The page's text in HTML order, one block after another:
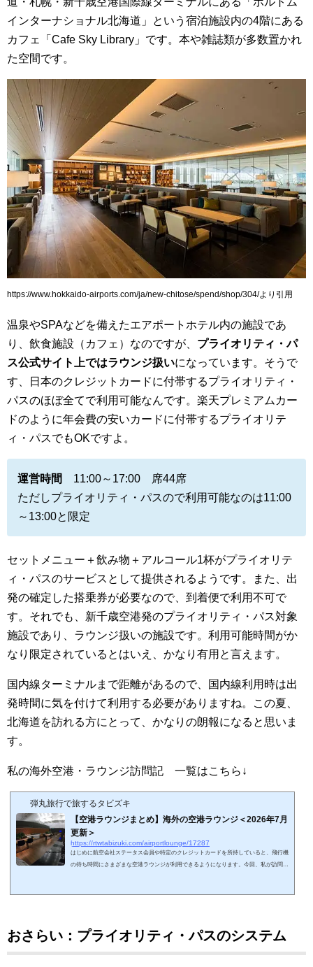
インターナショナル北海道」という宿泊施設内の4階にある
カフェ「Cafe Sky Library」です。本や雑誌類が多数置かれ
た空間です。
https://www.hokkaido-airports.com/ja/new-chitose/spend/shop/304/より引用
温泉やSPAなどを備えたエアポートホテル内の施設であ
り、飲食施設（カフェ）なのですが、 プライオリティ・パ
ス公式サイト上ではラウンジ扱いになっています。そうで
す、日本のクレジットカードに付帯するプライオリティ・
パスのほぼ全てで利用可能なんです。楽天プレミアムカー
ドのように年会費の安いカードに付帯するプライオリテ
ィ・パスでもOKですよ。
運営時間
11:00～17:00 席44席
ただしプライオリティ・パスので利用可能なのは11:00
～13:00と限定
セットメニュー＋飲み物＋アルコール1杯がプライオリテ
ィ・パスのサービスとして提供されるようです。また、出
発の確定した搭乗券が必要なので、到着便で利用不可で
す。それでも、新千歳空港発のプライオリティ・パス対象
施設であり、ラウンジ扱いの施設です。利用可能時間がか
なり限定されているとはいえ、かなり有用と言えます。
国内線ターミナルまで距離があるので、国内線利用時は出
発時間に気を付けて利用する必要がありますね。この夏、
北海道を訪れる方にとって、かなりの朗報になると思いま
す。
私の海外空港・ラウンジ訪問記 一覧はこちら↓
弾丸旅行で旅するタビズキ
【空港ラウンジまとめ】海外の空港ラウンジ＜2026年7月
更新＞
https://rtwtabizuki.com/airportlounge/17287
はじめに航空会社ステータス会員や特定のクレジットカードを所持していると、飛行機
の待ち時間にさまざまな空港ラウンジが利用できるようになります。今回、私が訪問し
おさらい：プライオリティ・パスのシステム